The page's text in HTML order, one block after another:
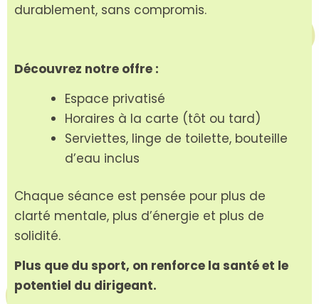
durablement, sans compromis.
Découvrez notre offre :
Espace privatisé
Horaires à la carte (tôt ou tard)
Serviettes, linge de toilette, bouteille
d’eau inclus
Chaque séance est pensée pour plus de
clarté mentale, plus d’énergie et plus de
solidité.
Plus que du sport, on renforce la santé et le
potentiel du dirigeant.